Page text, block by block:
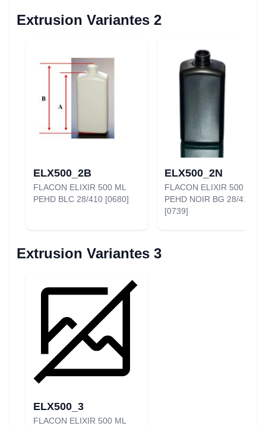
Extrusion Variantes 2
ELX500_2B
FLACON ELIXIR 500 ML
PEHD BLC 28/410 [0680]
ELX500_2N
FLACON ELIXIR 500 ML
PEHD NOIR BG 28/410
[0739]
Extrusion Variantes 3
ELX500_3
FLACON ELIXIR 500 ML